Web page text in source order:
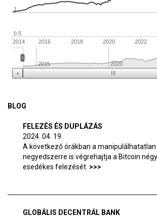
2016 2018 2020 2022
2014
2015 2020
1
0.5
BLOG
FELEZÉS ÉS DUPLÁZÁS
2024. 04. 19.
A következő órákban a
negyedszerre is végrehajtja a Bitcoin
esedékes felezését.
GLOBÁLIS DECENTRÁL BANK